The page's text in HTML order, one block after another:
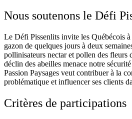
Nous soutenons le Défi
Le Défi Pissenlits invite les Québécois
gazon de quelques jours à deux
pollinisateurs nectar et pollen des fleurs
déclin des abeilles menace notre
Passion Paysages veut contribuer à la
problématique et influencer ses clients
Critères de participations